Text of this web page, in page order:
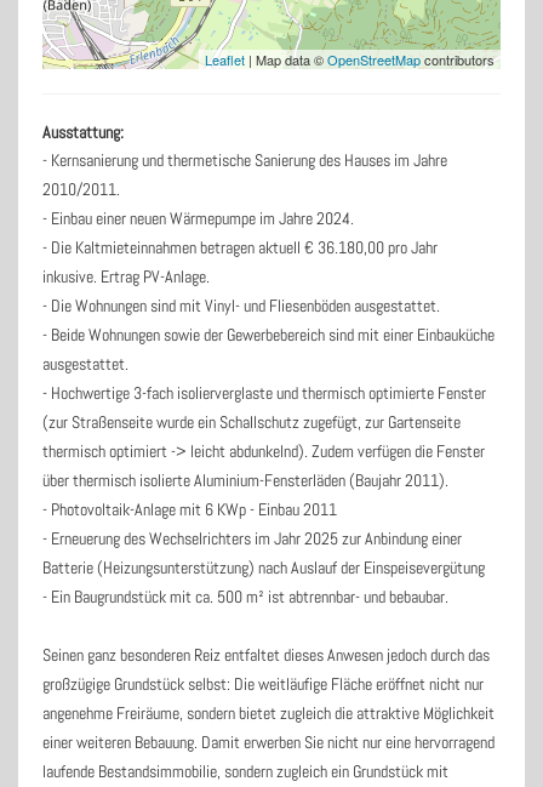
Leaflet | Map data ©OpenStreetMapcontributors
Ausstattung:
- Kernsanierung und thermetische Sanierung des Hauses im Jahre
2010/2011.
- Einbau einer neuen Wärmepumpe im Jahre 2024.
- Die Kaltmieteinnahmen betragen aktuell € 36.180,00 pro Jahr
inkusive. Ertrag PV-Anlage.
- Die Wohnungen sind mit Vinyl- und Fliesenböden ausgestattet.
- Beide Wohnungen sowie der Gewerbebereich sind mit einer Einbauküche
ausgestattet.
- Hochwertige 3-fach isolierverglaste und thermisch optimierte Fenster
(zur Straßenseite wurde ein Schallschutz zugefügt, zur Gartenseite
thermisch optimiert -> leicht abdunkelnd). Zudem verfügen die Fenster
über thermisch isolierte Aluminium-Fensterläden (Baujahr 2011).
- Photovoltaik-Anlage mit 6 KWp - Einbau 2011
- Erneuerung des Wechselrichters im Jahr 2025 zur Anbindung einer
Batterie (Heizungsunterstützung) nach Auslauf der Einspeisevergütung
- Ein Baugrundstück mit ca. 500 m² ist abtrennbar- und bebaubar.
Seinen ganz besonderen Reiz entfaltet dieses Anwesen jedoch durch das
großzügige Grundstück selbst: Die weitläufige Fläche eröffnet nicht nur
angenehme Freiräume, sondern bietet zugleich die attraktive Möglichkeit
einer weiteren Bebauung. Damit erwerben Sie nicht nur eine hervorragend
laufende Bestandsimmobilie, sondern zugleich ein Grundstück mit